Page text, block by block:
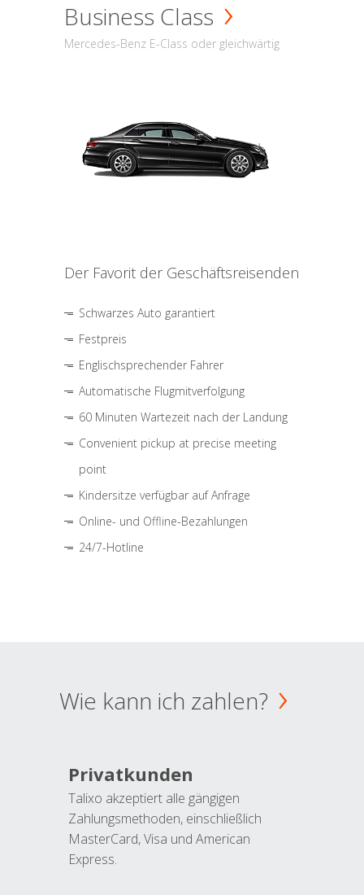
Business Class
Mercedes-Benz E-Class oder gleichwärtig
Der Favorit der Geschäftsreisenden
Schwarzes Auto garantiert
Festpreis
Englischsprechender Fahrer
Automatische Flugmitverfolgung
60 Minuten Wartezeit nach der Landung
Convenient pickup at precise meeting
point
Kindersitze verfügbar auf Anfrage
Online- und Offline-Bezahlungen
24/7-Hotline
Wie kann ich zahlen?
Privatkunden
Talixo akzeptiert alle gängigen
Zahlungsmethoden, einschließlich
MasterCard, Visa und American
Express.